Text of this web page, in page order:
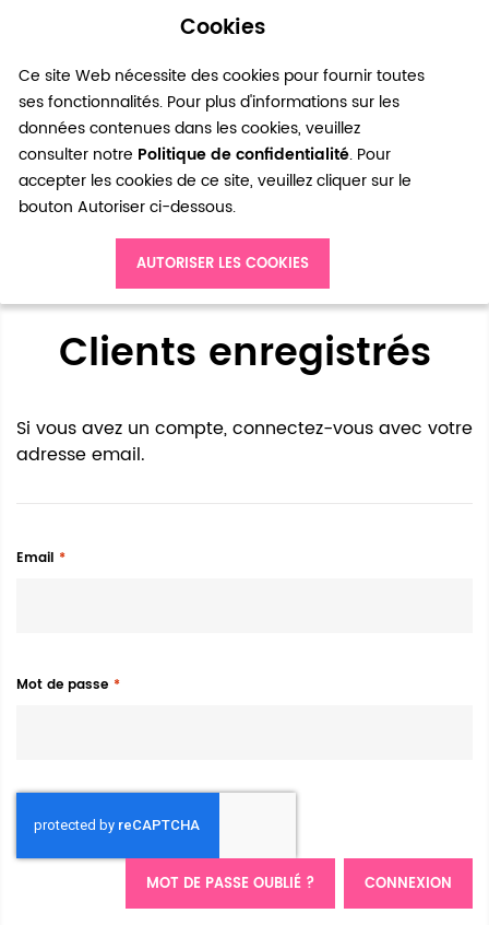
Cookies
Ce site Web nécessite des cookies pour fournir toutes
ses fonctionnalités. Pour plus d'informations sur les
données contenues dans les cookies, veuillez
consulter notre Politique de confidentialité. Pour
accepter les cookies de ce site, veuillez cliquer sur le
bouton Autoriser ci-dessous.
AUTORISER LES COOKIES
0
Accès client
Clients enregistrés
Si vous avez un compte, connectez-vous avec votre
adresse email.
Email
Mot de passe
CONNEXION
MOT DE PASSE OUBLIÉ ?